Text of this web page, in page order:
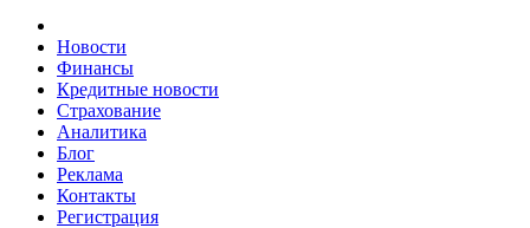
Новости
Финансы
Кредитные новости
Страхование
Аналитика
Блог
Реклама
Контакты
Регистрация